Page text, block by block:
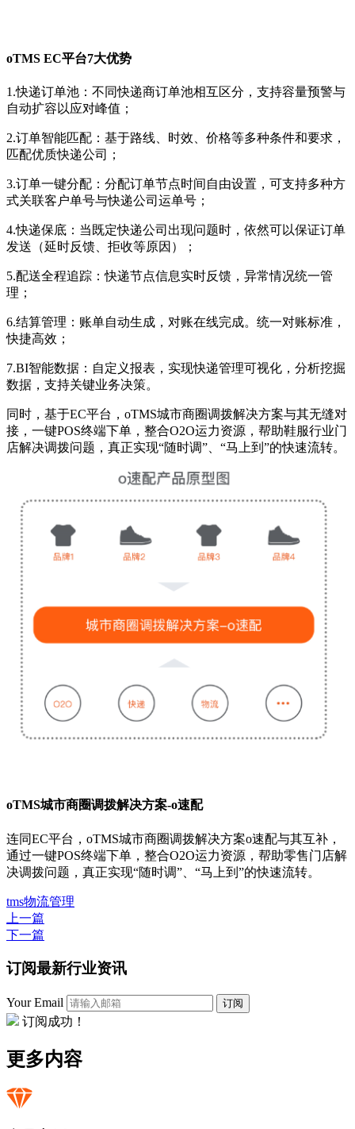
oTMS EC平台7大优势
1.快递订单池：不同快递商订单池相互区分，支持容量预警与
自动扩容以应对峰值；
2.订单智能匹配：基于路线、时效、价格等多种条件和要求，
匹配优质快递公司；
3.订单一键分配：分配订单节点时间自由设置，可支持多种方
式关联客户单号与快递公司运单号；
4.快递保底：当既定快递公司出现问题时，依然可以保证订单
发送（延时反馈、拒收等原因）；
5.配送全程追踪：快递节点信息实时反馈，异常情况统一管
理；
6.结算管理：账单自动生成，对账在线完成。统一对账标准，
快捷高效；
7.BI智能数据：自定义报表，实现快递管理可视化，分析挖掘
数据，支持关键业务决策。
同时，基于EC平台，oTMS城市商圈调拨解决方案与其无缝对
接，一键POS终端下单，整合O2O运力资源，帮助鞋服行业门
店解决调拨问题，真正实现“随时调”、“马上到”的快速流转。
oTMS城市商圈调拨解决方案-o速配
连同EC平台，oTMS城市商圈调拨解决方案o速配与其互补，
通过一键POS终端下单，整合O2O运力资源，帮助零售门店解
决调拨问题，真正实现“随时调”、“马上到”的快速流转。
tms物流管理
上一篇
下一篇
订阅最新行业资讯
Your Email 订阅
订阅成功！
更多内容